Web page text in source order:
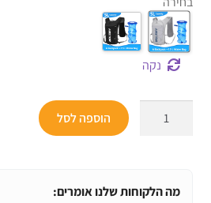
נקה
שלוקר
הוספה לסל
מה הלקוחות שלנו אומרים: